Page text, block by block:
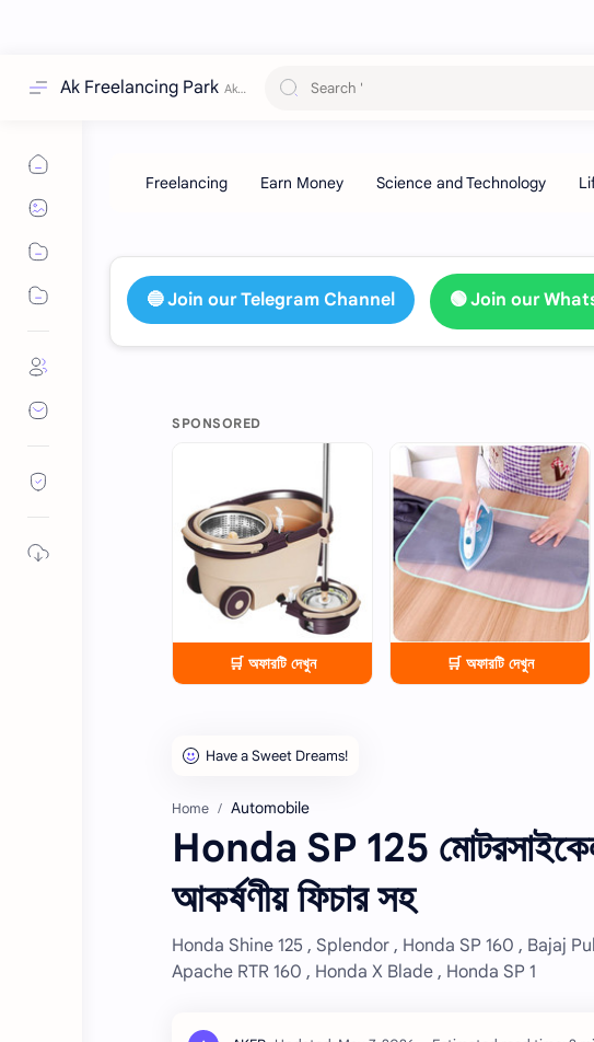
Ak Freelancing Park
🔵 Join our Telegram Channel 🟢 Join our
SPONSORED
🛒 অফারটি দেখুন
HOT
🛒 অফারটি দেখুন
Home Automobile
Honda SP 125
আকর্ষণীয় ফিচার সহ
Honda Shine 125 , Splendor , Honda SP 160 , Bajaj
Apache RTR 160 , Honda X Blade , Honda SP 1